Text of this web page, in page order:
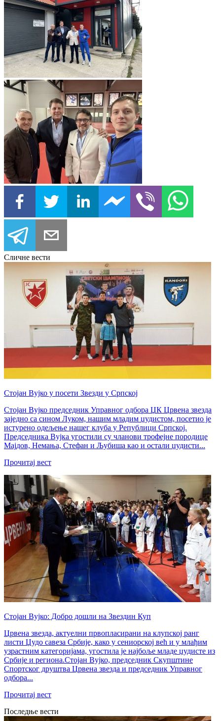
Сличне вести
Стојан Вујко у посети Звезди у Српској
Стојан Вујко председник Управног одбора ЏК Црвена звезда
заједно са сином Луком, нашим младим џудистом, посетио је
истурено одељење нашег клуба у Републици Српској.
Председника Вујка угостили су чланови трофејне породице
Мајдов, Немања, Стефан и Љубиша као и остали џудисти...
Прочитај вест
Стојан Вујко: Добро дошли на Звездин Куп
Црвена звезда, актуелни првопласирани на клупској ранг
листи Џудо савеза Србије, како у сениорској већ и у млађим
узрастним категоријама, угостила је најбоље младе џудисте из
Србије и региона.Стојан Вујко, председник Скупштине
Спортског друштва Црвена звезда и председник Управног
одбора...
Прочитај вест
Последње вести